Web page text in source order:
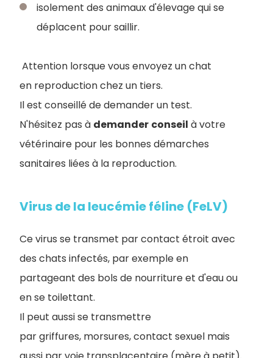
isolement des animaux d'élevage qui se
déplacent pour saillir.
Attention lorsque vous envoyez un chat
en reproduction chez un tiers.
Il est conseillé de demander un test.
N'hésitez pas à demander conseil à votre
vétérinaire pour les bonnes démarches
sanitaires liées à la reproduction.
Virus de la leucémie féline (FeLV)
Ce virus se transmet par contact étroit avec
des chats infectés, par exemple en
partageant des bols de nourriture et d'eau ou
en se toilettant.
Il peut aussi se transmettre
par griffures, morsures, contact sexuel mais